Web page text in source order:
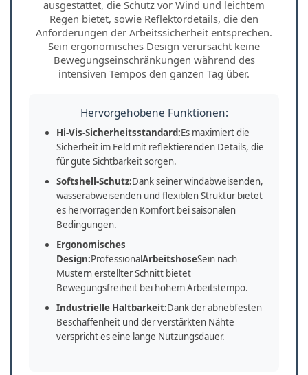
ausgestattet, die Schutz vor Wind und leichtem
Regen bietet, sowie Reflektordetails, die den
Anforderungen der Arbeitssicherheit entsprechen.
Sein ergonomisches Design verursacht keine
Bewegungseinschränkungen während des
intensiven Tempos den ganzen Tag über.
Hervorgehobene Funktionen:
Hi-Vis-Sicherheitsstandard:Es maximiert die
Sicherheit im Feld mit reflektierenden Details, die
für gute Sichtbarkeit sorgen.
Softshell-Schutz:Dank seiner windabweisenden,
wasserabweisenden und flexiblen Struktur bietet
es hervorragenden Komfort bei saisonalen
Bedingungen.
Ergonomisches
Design:ProfessionalArbeitshoseSein nach
Mustern erstellter Schnitt bietet
Bewegungsfreiheit bei hohem Arbeitstempo.
Industrielle Haltbarkeit:Dank der abriebfesten
Beschaffenheit und der verstärkten Nähte
verspricht es eine lange Nutzungsdauer.